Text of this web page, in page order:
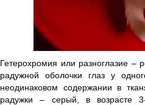
Гетерохромия или разноглазие –
радужной оболочки глаз у
неодинаковом содержании в
радужки – серый, в возрасте